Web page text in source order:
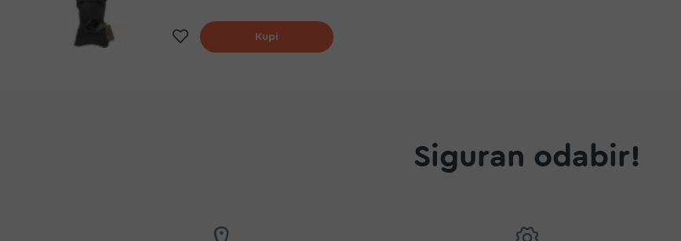
Dodaj na listu želja
Kupi
Siguran odabir!